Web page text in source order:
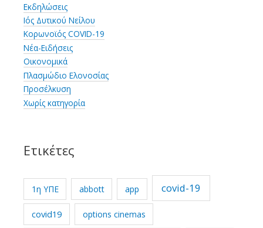
Εκδηλώσεις
Ιός Δυτικού Νείλου
Κορωνοϊός COVID-19
Νέα-Ειδήσεις
Οικονομικά
Πλασμώδιο Ελονοσίας
Προσέλκυση
Χωρίς κατηγορία
Ετικέτες
1η ΥΠΕ abbott app covid-19
covid19 options cinemas